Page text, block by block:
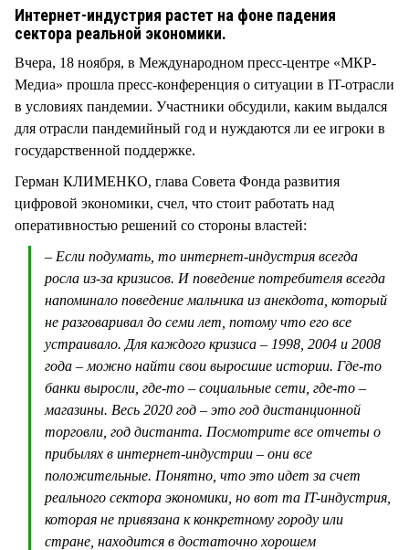
Интернет-индустрия растет на фоне падения
сектора реальной экономики.
Вчера, 18 ноября, в Международном пресс-центре «МКР-
Медиа» прошла пресс-конференция о ситуации в IT-отрасли
в условиях пандемии. Участники обсудили, каким выдался
для отрасли пандемийный год и нуждаются ли ее игроки в
государственной поддержке.
Герман КЛИМЕНКО, глава Совета Фонда развития
цифровой экономики, счел, что стоит работать над
оперативностью решений со стороны властей:
– Если подумать, то интернет-индустрия всегда
росла из-за кризисов. И поведение потребителя всегда
напоминало поведение мальчика из анекдота, который
не разговаривал до семи лет, потому что его все
устраивало. Для каждого кризиса – 1998, 2004 и 2008
года – можно найти свои выросшие истории. Где-то
банки выросли, где-то – социальные сети, где-то –
магазины. Весь 2020 год – это год дистанционной
торговли, год дистанта. Посмотрите все отчеты о
прибылях в интернет-индустрии – они все
положительные. Понятно, что это идет за счет
реального сектора экономики, но вот та IT-индустрия,
которая не привязана к конкретному городу или
стране, находится в достаточно хорошем